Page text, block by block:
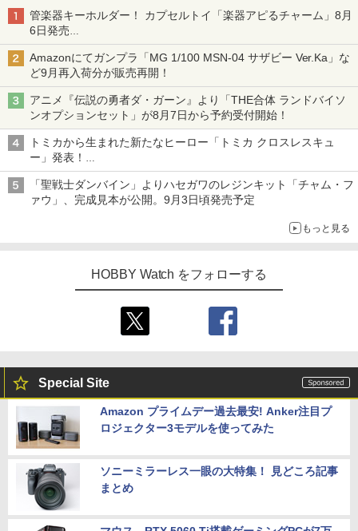
管楽器キーホルダー！ カプセルトイ「楽器アピるチャーム」8月
6日発売
チューバ、テナサクなど5種各3色
Amazonにてガンプラ「MG 1/100 MSN-04 サザビー Ver.Ka」な
ど9月再入荷分が販売再開！
アニメ『伝説の勇者ダ・ガーン』より「THE合体 ランドバイソ
ンオプションセット」が8月7日から予約受付開始！
トミカから生まれた新たなヒーロー「トミカ クロスレスキュ
ー」発表！
詳細は後日公開予定
「聖戦士ダンバイン」よりハセガワのレジンキット「チャム・フ
ァウ」、完成見本が公開。9月3日頃発売予定
もっと見る
HOBBY Watch をフォローする
Special Site
Amazon プライムデー過去最安! Anker注目プ
ロジェクター3モデルを使ってみた
ソニーミラーレス一眼の大特集！ 見どころ記事
まとめ